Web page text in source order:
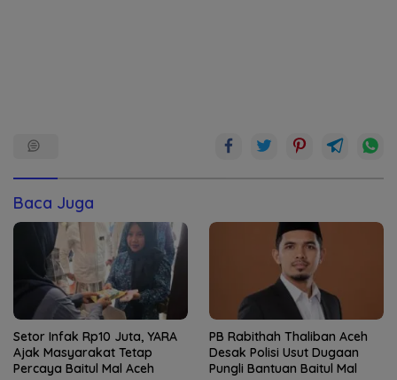
Baca Juga
Setor Infak Rp10 Juta, YARA
Ajak Masyarakat Tetap
Percaya Baitul Mal Aceh
PB Rabithah Thaliban Aceh
Desak Polisi Usut Dugaan
Pungli Bantuan Baitul Mal